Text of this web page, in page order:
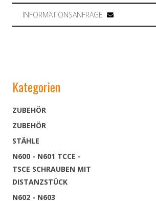
Kategorien
ZUBEHÖR
ZUBEHÖR
STÄHLE
N600 - N601 TCCE -
TSCE SCHRAUBEN MIT
DISTANZSTÜCK
N602 - N603
INFORMATIONSANFRAGE